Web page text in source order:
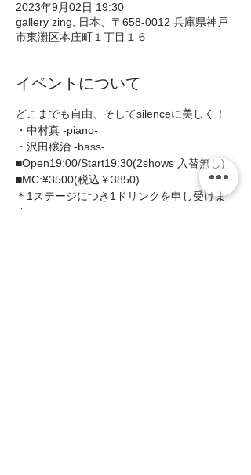
2023年9月02日 19:30
gallery zing, 日本、〒658-0012 兵庫県神戸
市東灘区本庄町１丁目１６
イベントについて
どこまでも自由、そしてsilenceに美しく！
・中村真 -piano-
・沢田穣治 -bass-
■Open19:00/Start19:30(2shows 入替無し)
■MC:¥3500(税込￥3850)
＊1ステージにつき1ドリンクを申し受けま
す。